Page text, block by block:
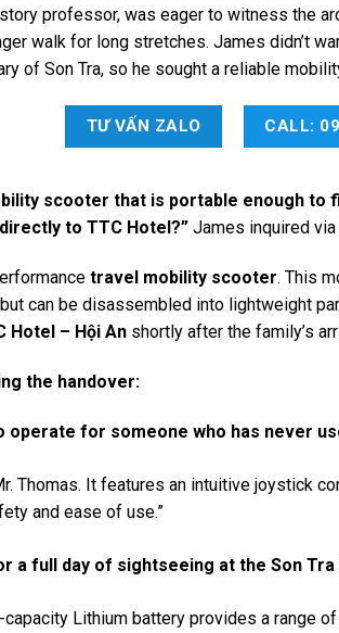
professor, was eager to witness the
walk for long stretches. James didn’t
of Son Tra, so he sought a reliable
TƯ VẤN ZALO CALL:
scooter that is portable enough to
to TTC Hotel?” James inquired via
travel mobility scooter. This
can be disassembled into lightweight
Hotel – Hội An shortly after the family’s
the handover:
operate for someone who has never
Thomas. It features an intuitive joystick
and ease of use.”
a full day of sightseeing at the Son Tra
capacity Lithium battery provides a range